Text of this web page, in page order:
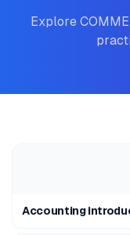
Explore
Accounting